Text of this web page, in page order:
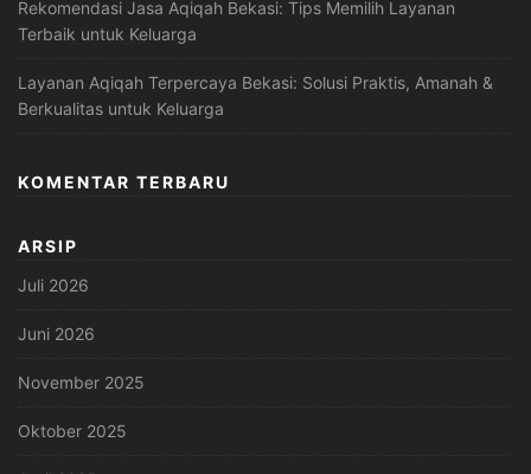
Rekomendasi Jasa Aqiqah Bekasi: Tips Memilih Layanan
Terbaik untuk Keluarga
Layanan Aqiqah Terpercaya Bekasi: Solusi Praktis, Amanah &
Berkualitas untuk Keluarga
KOMENTAR TERBARU
ARSIP
Juli 2026
Juni 2026
November 2025
Oktober 2025